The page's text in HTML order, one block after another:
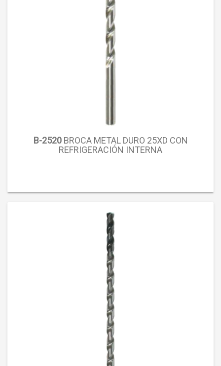
B-2520BROCA METAL DURO 25XD CON
REFRIGERACIÓN INTERNA